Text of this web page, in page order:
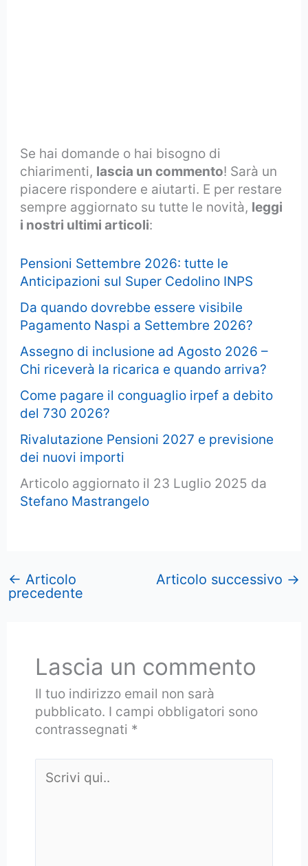
Se hai domande o hai bisogno di
chiarimenti, lascia un commento! Sarà un
piacere rispondere e aiutarti. E per restare
sempre aggiornato su tutte le novità, leggi
i nostri ultimi articoli:
Pensioni Settembre 2026: tutte le
Anticipazioni sul Super Cedolino INPS
Da quando dovrebbe essere visibile
Pagamento Naspi a Settembre 2026?
Assegno di inclusione ad Agosto 2026 –
Chi riceverà la ricarica e quando arriva?
Come pagare il conguaglio irpef a debito
del 730 2026?
Rivalutazione Pensioni 2027 e previsione
dei nuovi importi
Articolo aggiornato il 23 Luglio 2025 da
Stefano Mastrangelo
← Articolo
precedente
Articolo successivo →
Lascia un commento
Il tuo indirizzo email non sarà
pubblicato. I campi obbligatori sono
contrassegnati *
qui..